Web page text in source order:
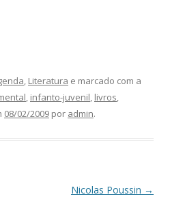
Literatura e marcado com a
infanto-juvenil livros
08/02/2009 por admin.
Nicolas Poussin →